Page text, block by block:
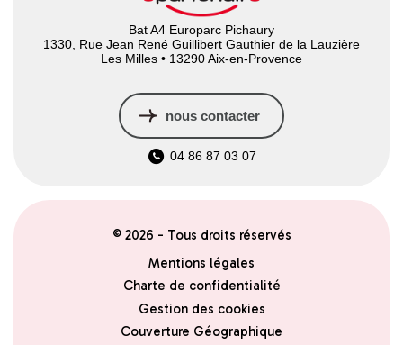
Bat A4 Europarc Pichaury
1330, Rue Jean René Guillibert Gauthier de la Lauzière
Les Milles • 13290 Aix-en-Provence
nous contacter
04 86 87 03 07
© 2026 - Tous droits réservés
Mentions légales
Charte de confidentialité
Gestion des cookies
Couverture Géographique